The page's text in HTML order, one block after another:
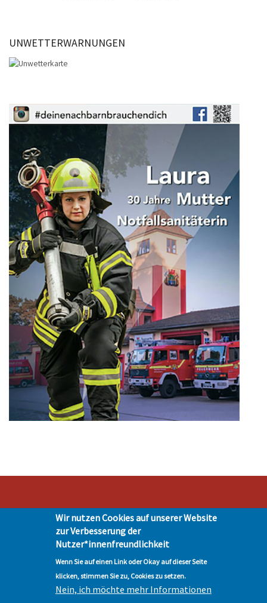
UNWETTERWARNUNGEN
Stadt Hohen Neuendorf • Oranienburger Str. 2 • 16540 Hohen Neuendorf •
Telefon 03303-528-0
Impressum|Presse| Datenschutz| © Hohen-Neuendorf.de, Alle Rechte
vorbehalten - Vervielfältigung nur mit unserer Genehmigung
Wir nutzen Cookies auf unserer Website
zur Verbesserung der
Nutzer*innenfreundlichkeit
Wenn Sie auf einen Link oder Okay auf dieser Seite
klicken, stimmen Sie zu, Cookies zu setzen.
Nein, ich möchte mehr Informationen